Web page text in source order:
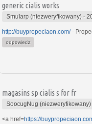
generic cialis works
Smularp (niezweryfikowany) -
http://buypropeciaon.com/-
odpowiedz
magasins sp cialis s for fr
SoocugNug (niezweryfikowany)
<a href=https://